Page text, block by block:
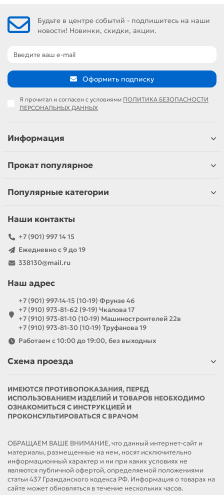
Будьте в центре событий - подпишитесь на наши
новости! Новинки, скидки, акции.
Оформить подписку
Я прочитал и согласен с условиями ПОЛИТИКА БЕЗОПАСНОСТИ
ПЕРСОНАЛЬНЫХ ДАННЫХ
Информация
Прокат популярное
Популярные категории
Наши контакты
+7 (901) 997 14 15
Ежедневно с 9 до 19
338130@mail.ru
Наш адрес
+7 (901) 997-14-15 (10-19) Фрунзе 46
+7 (910) 973-81-62 (9-19) Чкалова 17
+7 (910) 973-81-10 (10-19) Машиностроителей 22в
+7 (910) 973-81-30 (10-19) Труфанова 19
Работаем с 10:00 до 19:00, без выходных
Схема проезда
ИМЕЮТСЯ ПРОТИВОПОКАЗАНИЯ, ПЕРЕД
ИСПОЛЬЗОВАНИЕМ ИЗДЕЛИЙ И ТОВАРОВ НЕОБХОДИМО
ОЗНАКОМИТЬСЯ С ИНСТРУКЦИЕЙ И
ПРОКОНСУЛЬТИРОВАТЬСЯ С ВРАЧОМ
ОБРАЩАЕМ ВАШЕ ВНИМАНИЕ, что данный интернет-сайт и
материалы, размещенные на нем, носят исключительно
информационный характер и ни при каких условиях не
являются публичной офертой, определяемой положениями
статьи 437 Гражданского кодекса РФ. Информация о товарах на
сайте может обновляться в течение нескольких часов.